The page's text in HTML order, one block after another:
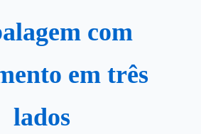
com
em três
lados